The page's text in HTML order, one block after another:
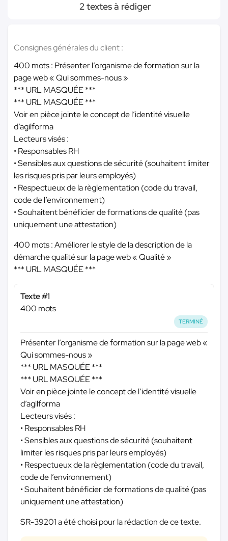
2 textes à rédiger
Consignes générales du client :
400 mots : Présenter l’organisme de formation sur la
page web « Qui sommes-nous »
*** URL MASQUÉE ***
*** URL MASQUÉE ***
Voir en pièce jointe le concept de l’identité visuelle
d’agilforma
Lecteurs visés :
• Responsables RH
• Sensibles aux questions de sécurité (souhaitent limiter
les risques pris par leurs employés)
• Respectueux de la règlementation (code du travail,
code de l’environnement)
• Souhaitent bénéficier de formations de qualité (pas
uniquement une attestation)
400 mots : Améliorer le style de la description de la
démarche qualité sur la page web « Qualité »
*** URL MASQUÉE ***
Texte #1
400 mots
TERMINÉ
Présenter l’organisme de formation sur la page web «
Qui sommes-nous »
*** URL MASQUÉE ***
*** URL MASQUÉE ***
Voir en pièce jointe le concept de l’identité visuelle
d’agilforma
Lecteurs visés :
• Responsables RH
• Sensibles aux questions de sécurité (souhaitent
limiter les risques pris par leurs employés)
• Respectueux de la règlementation (code du travail,
code de l’environnement)
• Souhaitent bénéficier de formations de qualité (pas
uniquement une attestation)
SR-39201 a été choisi pour la rédaction de ce texte.